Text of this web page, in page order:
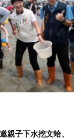
親子下水挖文蛤、